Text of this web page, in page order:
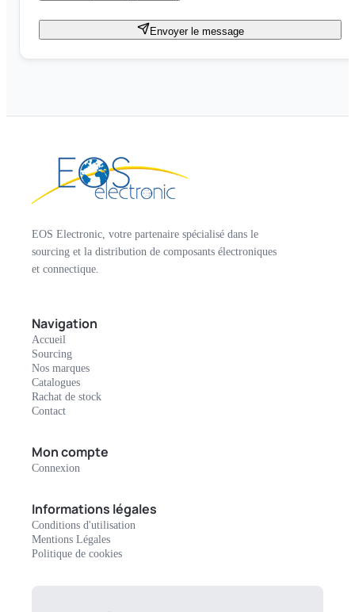
Envoyer le message
EOS Electronic, votre partenaire spécialisé dans le
sourcing et la distribution de composants électroniques
et connectique.
Navigation
Accueil
Sourcing
Nos marques
Catalogues
Rachat de stock
Contact
Mon compte
Connexion
Informations légales
Conditions d'utilisation
Mentions Légales
Politique de cookies